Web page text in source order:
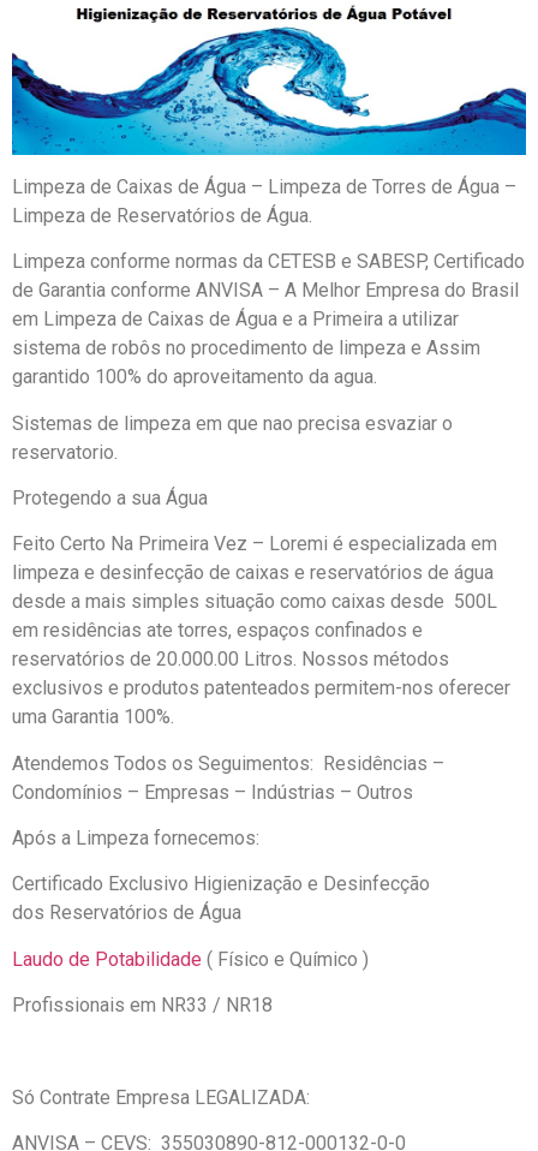
Limpeza de Caixas de Água – Limpeza de Torres de Água –
Limpeza de Reservatórios de Água.
Limpeza conforme normas da CETESB e SABESP, Certificado
de Garantia conforme ANVISA – A Melhor Empresa do Brasil
em Limpeza de Caixas de Água e a Primeira a utilizar
sistema de robôs no procedimento de limpeza e Assim
garantido 100% do aproveitamento da agua.
Sistemas de limpeza em que nao precisa esvaziar o
reservatorio.
Protegendo a sua Água
Feito Certo Na Primeira Vez – Loremi é especializada em
limpeza e desinfecção de caixas e reservatórios de água
desde a mais simples situação como caixas desde 500L
em residências ate torres, espaços confinados e
reservatórios de 20.000.00 Litros. Nossos métodos
exclusivos e produtos patenteados permitem-nos oferecer
uma Garantia 100%.
Atendemos Todos os Seguimentos: Residências –
Condomínios – Empresas – Indústrias – Outros
Após a Limpeza fornecemos:
Certificado Exclusivo Higienização e Desinfecção
dos Reservatórios de Água
Laudo de Potabilidade ( Físico e Químico )
Profissionais em NR33 / NR18
Só Contrate Empresa LEGALIZADA:
ANVISA – CEVS: 355030890-812-000132-0-0